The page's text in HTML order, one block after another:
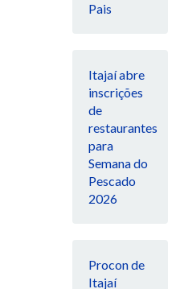
Pais
Itajaí abre
inscrições
de
restaurantes
para
Semana do
Pescado
2026
Procon de
Itajaí